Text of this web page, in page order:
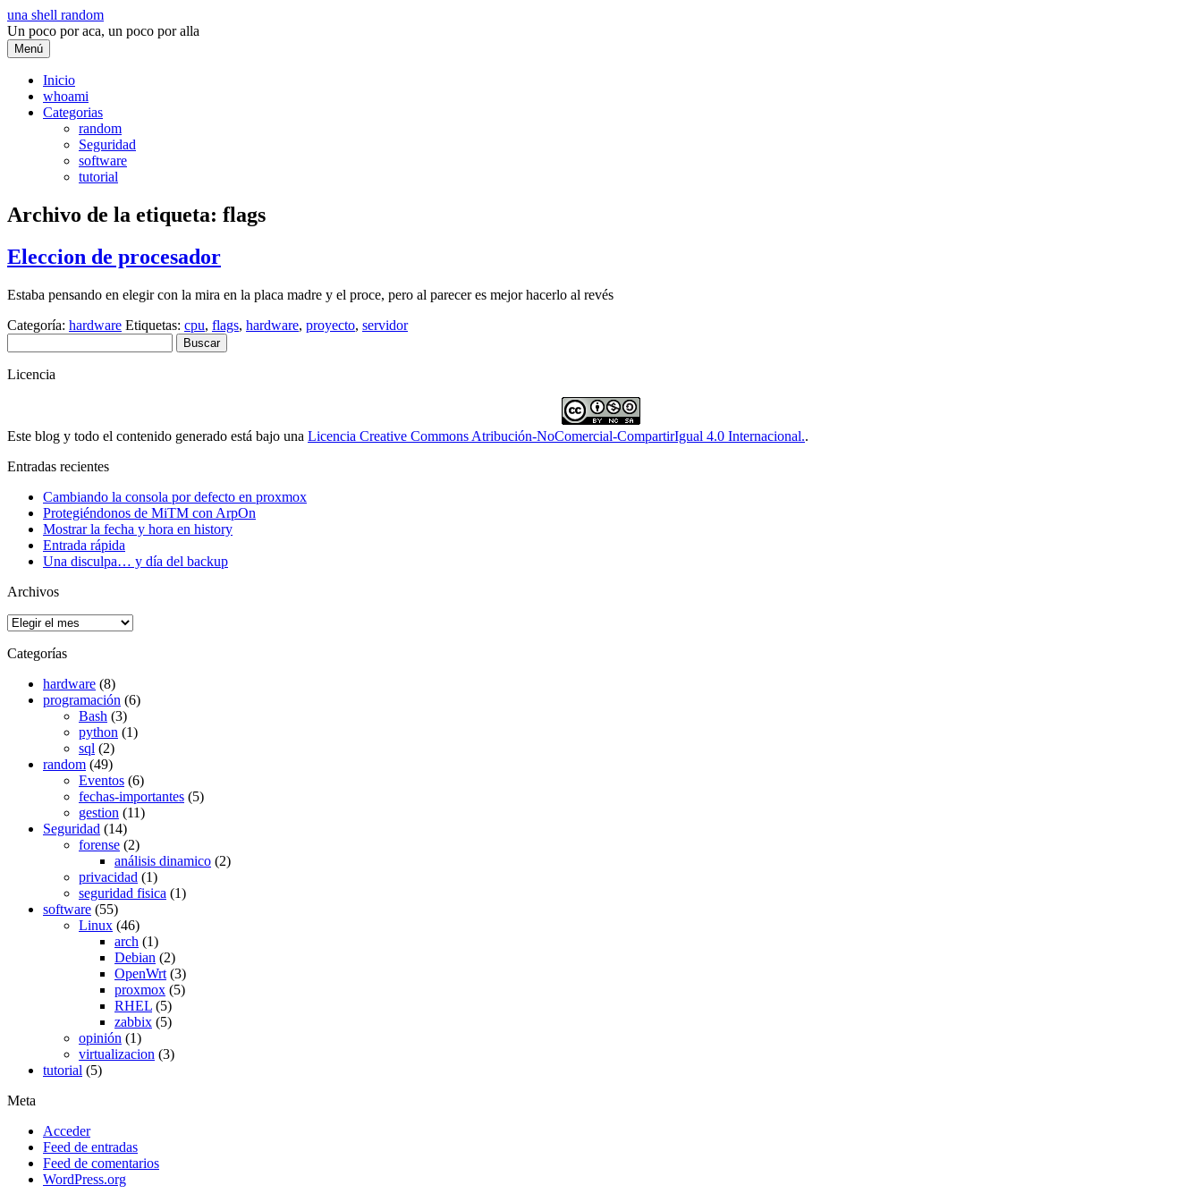
Saltar
al
contenido
una shell random
Un poco por aca, un poco por alla
Menú
Inicio
whoami
Categorias
random
Seguridad
software
tutorial
Archivo de la etiqueta: flags
Eleccion de procesador
Estaba pensando en elegir con la mira en la placa madre y el proce, pero al parecer es mejor hacerlo al revés
Categoría: hardware Etiquetas: cpu, flags, hardware, proyecto, servidor
Licencia
Este blog y todo el contenido generado está bajo una Licencia Creative Commons Atribución-NoComercial-CompartirIgual 4.0 Internacional..
Entradas recientes
Cambiando la consola por defecto en proxmox
Protegiéndonos de MiTM con ArpOn
Mostrar la fecha y hora en history
Entrada rápida
Una disculpa… y día del backup
Archivos
Archivos
Categorías
hardware (8)
programación (6)
Bash (3)
python (1)
sql (2)
random (49)
Eventos (6)
fechas-importantes (5)
gestion (11)
Seguridad (14)
forense (2)
análisis dinamico (2)
privacidad (1)
seguridad fisica (1)
software (55)
Linux (46)
arch (1)
Debian (2)
OpenWrt (3)
proxmox (5)
RHEL (5)
zabbix (5)
opinión (1)
virtualizacion (3)
tutorial (5)
Meta
Acceder
Feed de entradas
Feed de comentarios
WordPress.org